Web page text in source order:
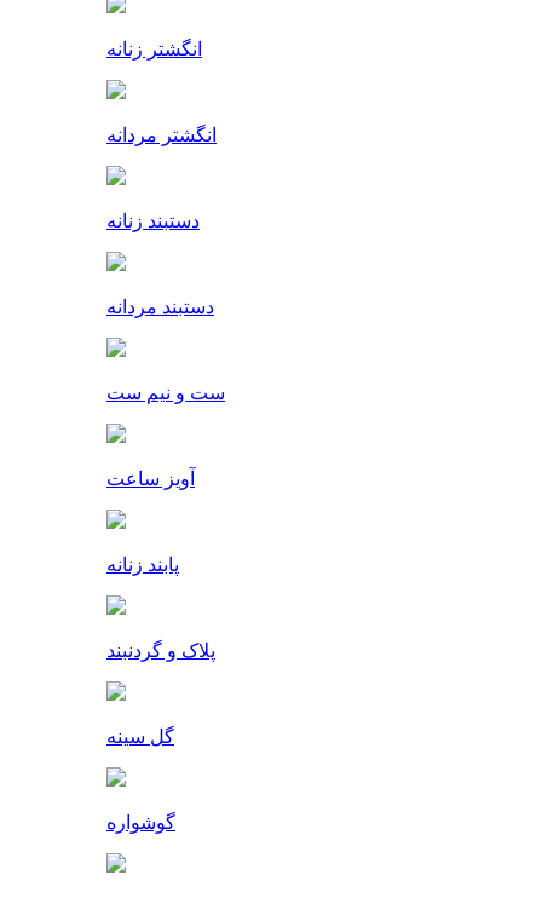
انگشتر زنانه
انگشتر مردانه
دستبند زنانه
دستبند مردانه
ست و نیم ست
آویز ساعت
پابند زنانه
پلاک و گردنبند
گل سینه
گوشواره